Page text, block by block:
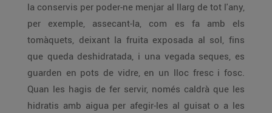
la conservis per poder-ne menjar al llarg de tot l'any,
per exemple, assecant-la, com es fa amb els
tomàquets, deixant la fruita exposada al sol, fins
que queda deshidratada, i una vegada seques, es
guarden en pots de vidre, en un lloc fresc i fosc.
Quan les hagis de fer servir, només caldrà que les
hidratis amb aigua per afegir-les al guisat o a les